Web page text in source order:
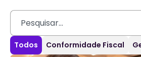
Conformidade Fiscal
Todos